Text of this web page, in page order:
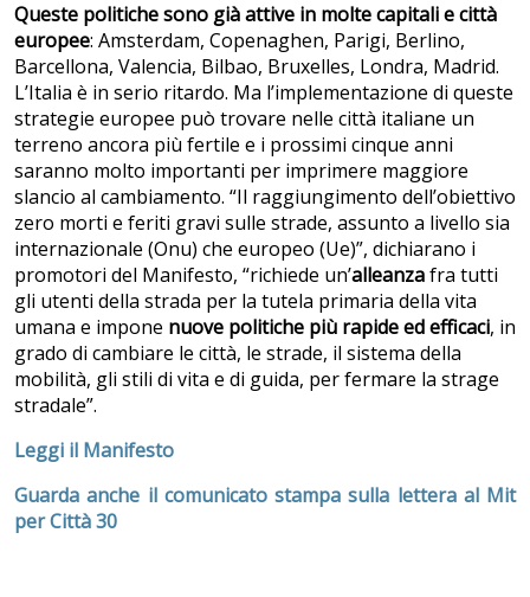
Queste politiche sono già attive in molte capitali e città
europee: Amsterdam, Copenaghen, Parigi, Berlino,
Barcellona, Valencia, Bilbao, Bruxelles, Londra, Madrid.
L’Italia è in serio ritardo. Ma l’implementazione di queste
strategie europee può trovare nelle città italiane un
terreno ancora più fertile e i prossimi cinque anni
saranno molto importanti per imprimere maggiore
slancio al cambiamento. “Il raggiungimento dell’obiettivo
zero morti e feriti gravi sulle strade, assunto a livello sia
internazionale (Onu) che europeo (Ue)”, dichiarano i
promotori del Manifesto, “richiede un’alleanzafra tutti
gli utenti della strada per la tutela primaria della vita
umana e impone nuove politiche più rapide ed efficaci, in
grado di cambiare le città, le strade, il sistema della
mobilità, gli stili di vita e di guida, per fermare la strage
stradale”.
Leggi il Manifesto
Guarda anche il comunicato stampa sulla lettera al Mit
per Città 30